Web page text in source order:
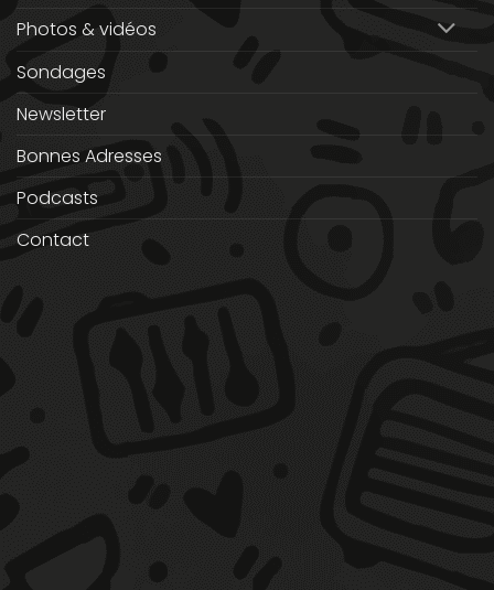
Photos & vidéos
Sondages
Newsletter
Bonnes Adresses
Podcasts
Contact